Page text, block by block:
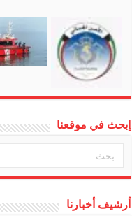
إبحث في موقعنا
أرشيف أخبارنا